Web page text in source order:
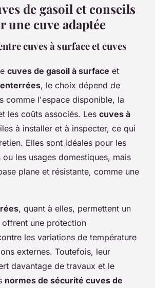
de gasoil et conseils
une cuve adaptée
cuves à surface et cuves
cuves de gasoil à surface et
, le choix dépend de
comme l'espace disponible, la
les coûts associés. Les cuves à
à installer et à inspecter, ce qui
Elles sont idéales pour les
les usages domestiques, mais
plane et résistante, comme une
, quant à elles, permettent un
une protection
les variations de température
externes. Toutefois, leur
davantage de travaux et le
normes de sécurité cuves de